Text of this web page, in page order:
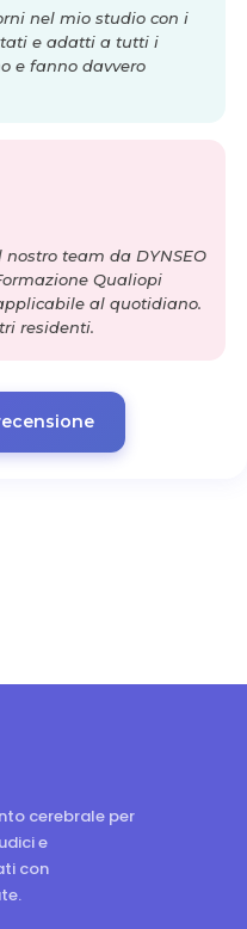
nel mio studio con i
e adatti a tutti i
e fanno davvero
team da DYNSEO
Qualiopi
al quotidiano.
residenti.
cerebrale per
e
con